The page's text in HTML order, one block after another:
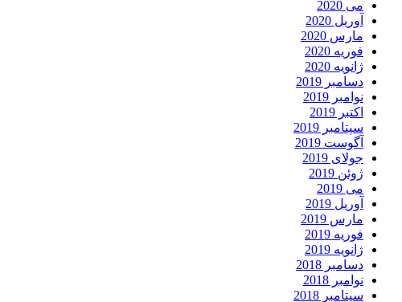
می 2020
آوریل 2020
مارس 2020
فوریه 2020
ژانویه 2020
دسامبر 2019
نوامبر 2019
اکتبر 2019
سپتامبر 2019
آگوست 2019
جولای 2019
ژوئن 2019
می 2019
آوریل 2019
مارس 2019
فوریه 2019
ژانویه 2019
دسامبر 2018
نوامبر 2018
سپتامبر 2018